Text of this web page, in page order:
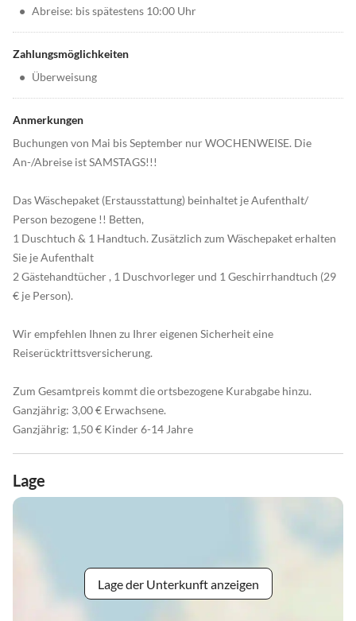
• Abreise: bis spätestens 10:00 Uhr
Zahlungsmöglichkeiten
• Überweisung
Anmerkungen
Buchungen von Mai bis September nur WOCHENWEISE. Die
An-/Abreise ist SAMSTAGS!!!
Das Wäschepaket (Erstausstattung) beinhaltet je Aufenthalt/
Person bezogene !! Betten,
1 Duschtuch & 1 Handtuch. Zusätzlich zum Wäschepaket erhalten
Sie je Aufenthalt
2 Gästehandtücher , 1 Duschvorleger und 1 Geschirrhandtuch (29
€ je Person).
Wir empfehlen Ihnen zu Ihrer eigenen Sicherheit eine
Reiserücktrittsversicherung.
Zum Gesamtpreis kommt die ortsbezogene Kurabgabe hinzu.
Ganzjährig: 3,00 € Erwachsene.
Ganzjährig: 1,50 € Kinder 6-14 Jahre
Lage
Lage der Unterkunft anzeigen